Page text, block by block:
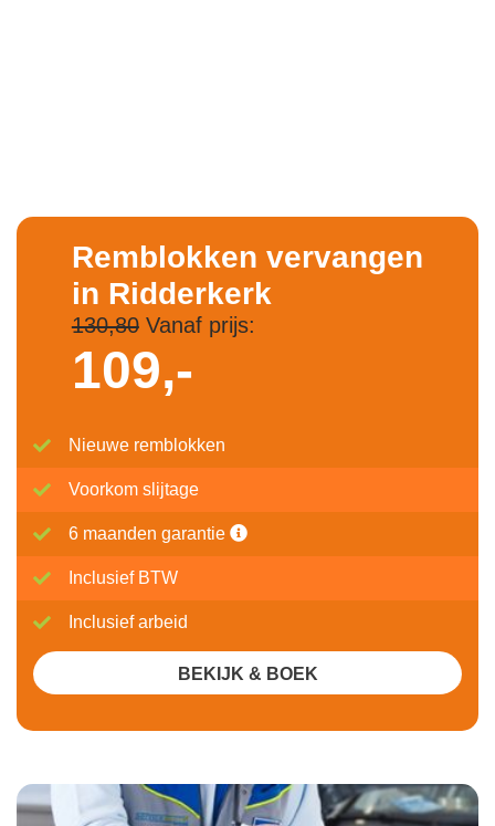
Remblokken vervangen
in Ridderkerk
130,80Vanaf prijs:
109,-
Nieuwe remblokken
Voorkom slijtage
6 maanden garantie
Inclusief BTW
Inclusief arbeid
BEKIJK & BOEK